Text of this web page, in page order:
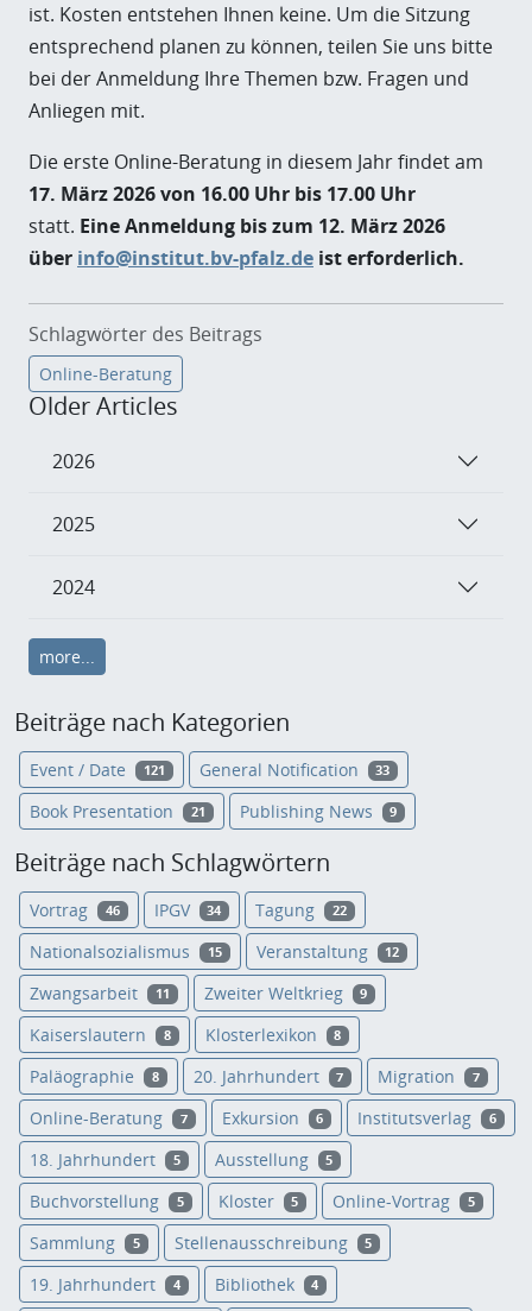
ist. Kosten entstehen Ihnen keine. Um die Sitzung
entsprechend planen zu können, teilen Sie uns bitte
bei der Anmeldung Ihre Themen bzw. Fragen und
Anliegen mit.
Die erste Online-Beratung in diesem Jahr findet am
17. März 2026 von 16.00 Uhr bis 17.00 Uhr
statt. Eine Anmeldung bis zum 12. März 2026
über info@institut.bv-pfalz.de ist erforderlich.
Schlagwörter des Beitrags
Online-Beratung
Older Articles
2026
2025
2024
more...
Beiträge nach Kategorien
Event / Date 121 General Notification 33
Book Presentation 21 Publishing News 9
Beiträge nach Schlagwörtern
Vortrag 46 IPGV 34 Tagung 22
Nationalsozialismus 15 Veranstaltung 12
Zwangsarbeit 11 Zweiter Weltkrieg 9
Kaiserslautern 8 Klosterlexikon 8
Paläographie 8 20. Jahrhundert 7 Migration 7
Online-Beratung 7 Exkursion 6 Institutsverlag 6
18. Jahrhundert 5 Ausstellung 5
Buchvorstellung 5 Kloster 5 Online-Vortrag 5
Sammlung 5 Stellenausschreibung 5
19. Jahrhundert 4 Bibliothek 4